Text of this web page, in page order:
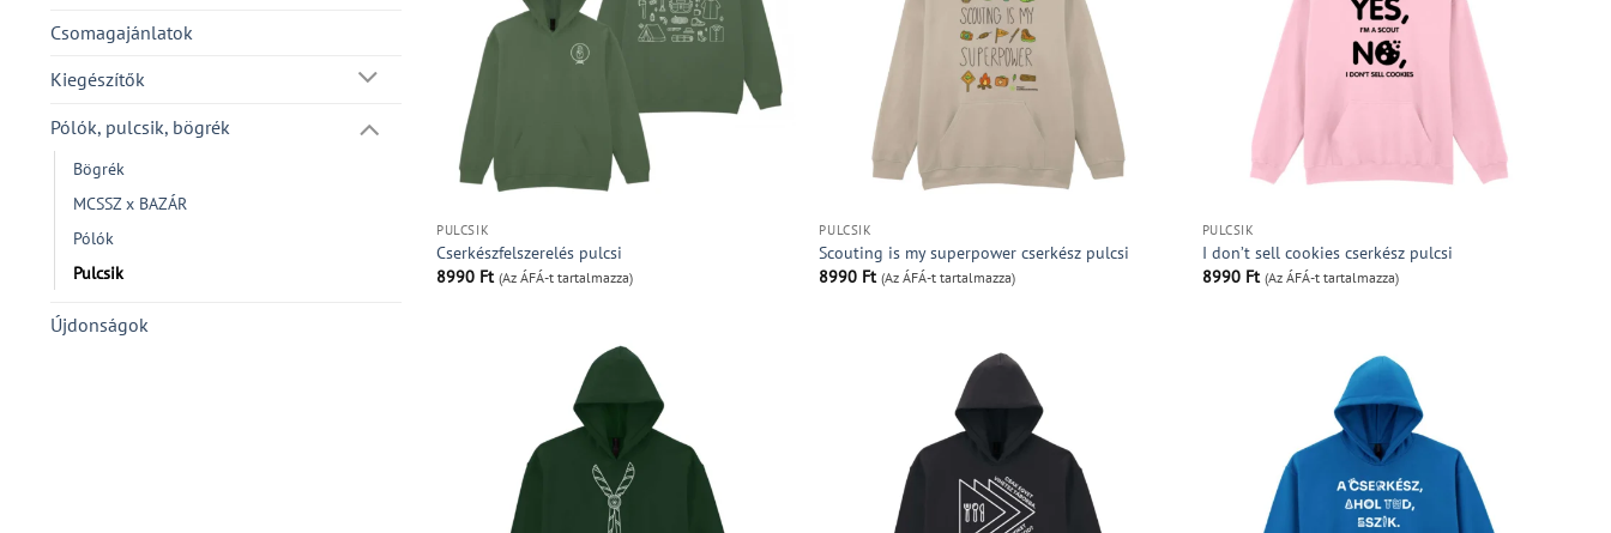
Csomagajánlatok
Kiegészítők
Pólók, pulcsik, bögrék
Bögrék
MCSSZ x BAZÁR
Pólók
Pulcsik
Újdonságok
PULCSIK
Cserkészfelszerelés pulcsi
8990 Ft (Az ÁFÁ-t tartalmazza)
PULCSIK
Scouting is my superpower cserkész pulcsi
8990 Ft (Az ÁFÁ-t tartalmazza)
PULCSIK
I don’t sell cookies cserkész pulcsi
8990 Ft (Az ÁFÁ-t tartalmazza)